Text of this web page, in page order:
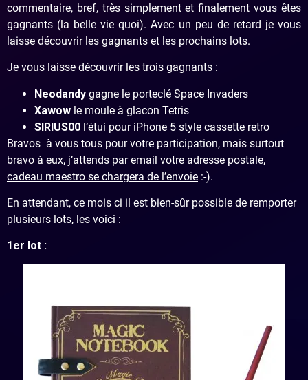
commentaire, bref, très simplement et finalement vous êtes
gagnants (la belle vie quoi). Avec un peu de retard je vous
laisse découvrir les gagnants et les prochains lots.
Je vous laisse découvrir les trois gagnants :
Neodandy gagne le porteclé Space Invaders
Xawow le moule à glacon Tetris
SIRIUS00 l’étui pour iPhone 5 style cassette retro
Bravos à vous tous pour votre participation, mais surtout
bravo à eux, j’attends par email votre adresse postale,
cadeau maestro se chargera de l’envoie :-).
En attendant, ce mois ci il est bien-sûr possible de remporter
plusieurs lots, les voici :
1er lot :